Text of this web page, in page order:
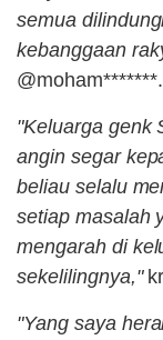
semua
kebanggaan
@moham*******.
"Keluarga genk
angin segar
beliau selalu
setiap masalah
mengarah di
sekelilingnya,"
"Yang saya